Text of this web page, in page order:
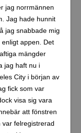
jag norrmännen
Jag hade hunnit
jag snabbade mig
appen. Det
mängder
jag haft nu i
City i början av
fick som var
visa sig vara
att fönstren
var felregistrerad